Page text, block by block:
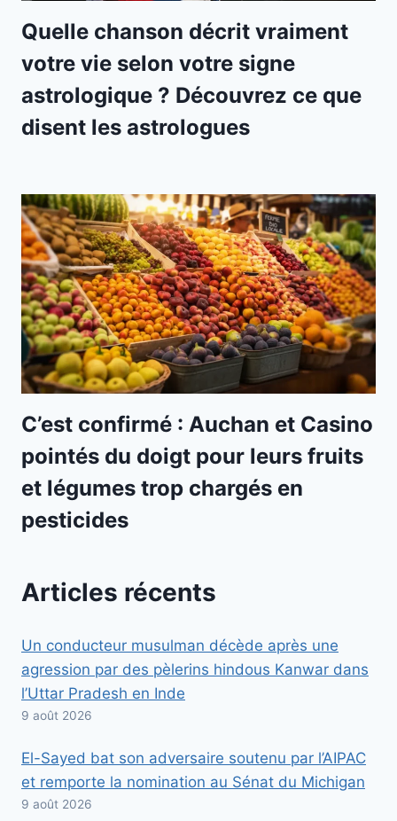
Quelle chanson décrit vraiment
votre vie selon votre signe
astrologique ? Découvrez ce que
disent les astrologues
C’est confirmé : Auchan et Casino
pointés du doigt pour leurs fruits
et légumes trop chargés en
pesticides
Articles récents
Un conducteur musulman décède après une
agression par des pèlerins hindous Kanwar dans
l’Uttar Pradesh en Inde
9 août 2026
El-Sayed bat son adversaire soutenu par l’AIPAC
et remporte la nomination au Sénat du Michigan
9 août 2026